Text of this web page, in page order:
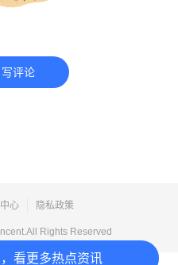
看更多热点资讯
评论
心 隐私政策
Rights Reserved